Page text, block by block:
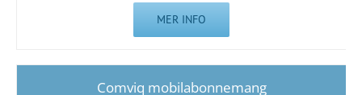
MER INFO
Comviq mobilabonnemang